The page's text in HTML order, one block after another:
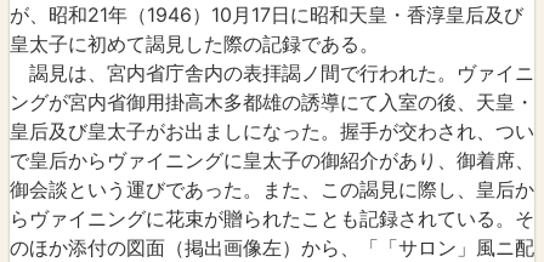
が、昭和21年（1946）10月17日に昭和天皇・香淳皇后及び
皇太子に初めて謁見した際の記録である。
謁見は、宮内省庁舎内の表拝謁ノ間で行われた。ヴァイニ
ングが宮内省御用掛高木多都雄の誘導にて入室の後、天皇・
皇后及び皇太子がお出ましになった。握手が交わされ、つい
で皇后からヴァイニングに皇太子の御紹介があり、御着席、
御会談という運びであった。また、この謁見に際し、皇后か
らヴァイニングに花束が贈られたことも記録されている。そ
のほか添付の図面（掲出画像左）から、「「サロン」風ニ配